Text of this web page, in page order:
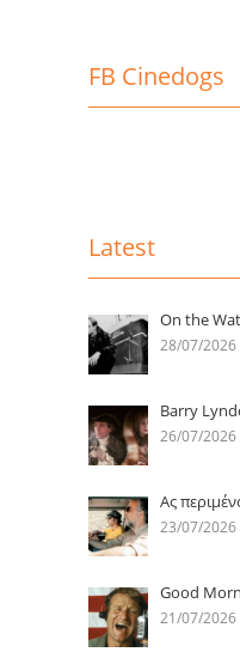
FB Cinedogs
Latest
On the
28/07/2026
Barry
26/07/2026
Ας
23/07/2026
Good
21/07/2026